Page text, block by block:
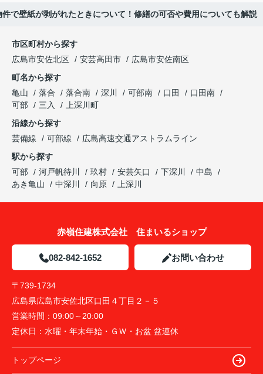
件で壁紙が剥がれたときについて！修繕の可否や費用についても解説
市区町村から探す
広島市安佐北区
安芸高田市
広島市安佐南区
町名から探す
亀山
落合 落合南 深川 可部南 口田
口田南
可部
三入
上深川町
沿線から探す
芸備線
可部線
広島高速交通アストラムライン
駅から探す
可部
河戸帆待川 玖村 安芸矢口 下深川
中島
あき亀山
中深川 向原 上深川
赤嶺住建株式会社 住まいるショップ
082-842-1652 お問い合わせ
〒739-1734
広島県広島市安佐北区口田４丁目２－５
営業時間： 09:00～20:00
定休日： 水曜・年末年始・ＧＷ・お盆 盆連休
トップページ